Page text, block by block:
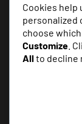
Matérias Especiais
SERVIÇOS
Cookies help
personalized
choose
Customize .
Allto decline